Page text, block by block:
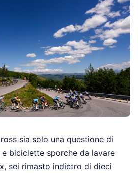
sia solo una questione di
biciclette sporche da lavare
sei rimasto indietro di dieci